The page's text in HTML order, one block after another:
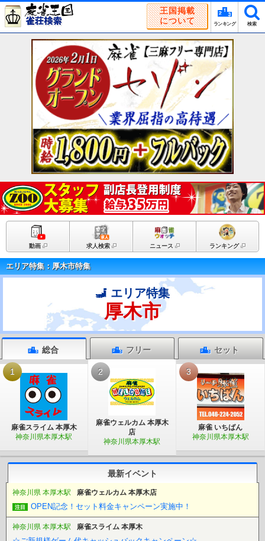
王国掲載
について
ランキング 検索
動画 求人検索 ニュース ランキング
エリア特集：厚木市特集
エリア特集
厚木市
総合 フリー セット
1
麻雀スライム 本厚木
神奈川県本厚木駅
2
麻雀ウェルカム 本厚木
店
神奈川県本厚木駅
3
麻雀 いちばん
神奈川県本厚木駅
最新イベント
神奈川県 本厚木駅 麻雀ウェルカム 本厚木店
注目 OPEN記念！セット料金キャンペーン実施中！
神奈川県 本厚木駅 麻雀スライム 本厚木